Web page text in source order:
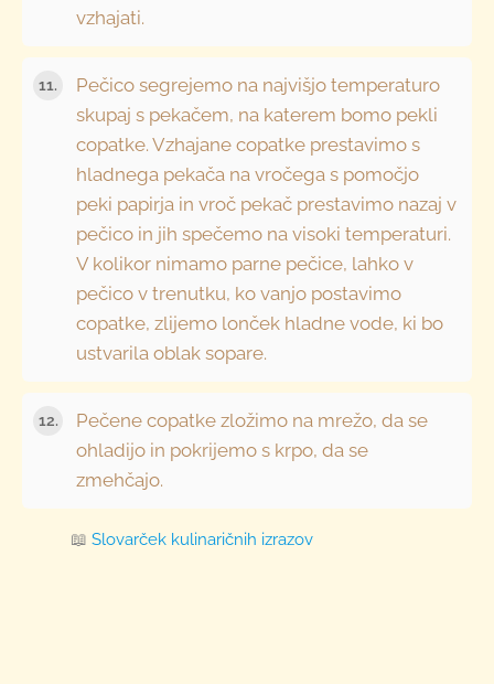
vzhajati.
Pečico segrejemo na najvišjo temperaturo
skupaj s pekačem, na katerem bomo pekli
copatke. Vzhajane copatke prestavimo s
hladnega pekača na vročega s pomočjo
peki papirja in vroč pekač prestavimo nazaj v
pečico in jih spečemo na visoki temperaturi.
V kolikor nimamo parne pečice, lahko v
pečico v trenutku, ko vanjo postavimo
copatke, zlijemo lonček hladne vode, ki bo
ustvarila oblak sopare.
Pečene copatke zložimo na mrežo, da se
ohladijo in pokrijemo s krpo, da se
zmehčajo.
📖Slovarček kulinaričnih izrazov